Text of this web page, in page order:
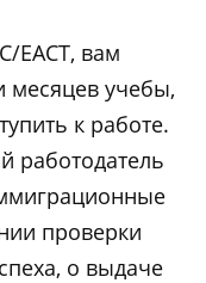
ЕАСТ, вам
месяцев учебы,
к работе.
работодатель
проверки
о выдаче